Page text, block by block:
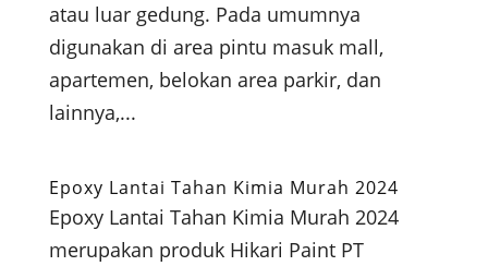
atau luar gedung. Pada umumnya
digunakan di area pintu masuk mall,
apartemen, belokan area parkir, dan
lainnya,...
Epoxy Lantai Tahan Kimia Murah 2024
Epoxy Lantai Tahan Kimia Murah 2024
merupakan produk Hikari Paint PT